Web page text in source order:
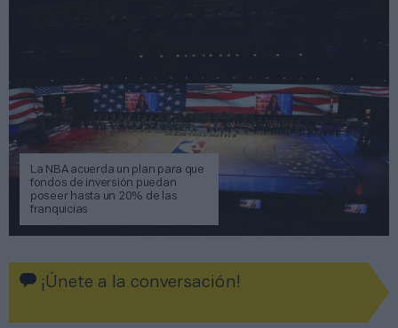
La NBA acuerda un plan para que
fondos de inversión puedan
poseer hasta un 20% de las
franquicias
¡Únete a la conversación!